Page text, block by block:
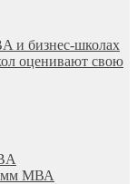
и бизнес-школах
оценивают свою
МВА